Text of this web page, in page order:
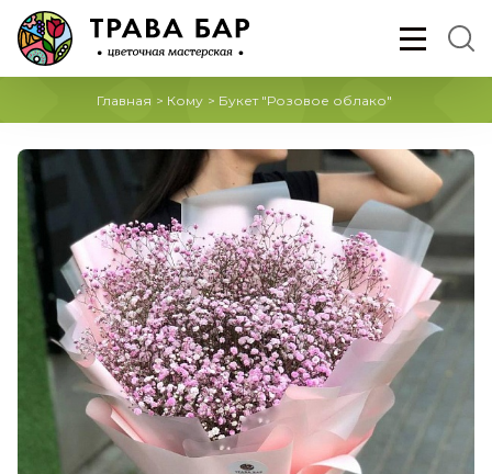
Главная > Кому > Букет "Розовое облако"